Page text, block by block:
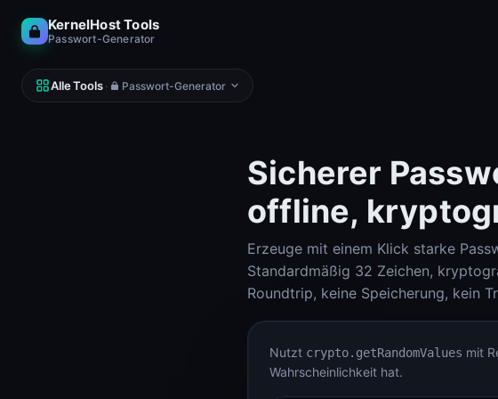
KernelHost Tools
Passwort-Generator
Alle Tools · Passwort-Generator
Subnet-Calculator (IPv4 & IPv6)
Check-Host
DNS Lookup
Reverse DNS Lookup (PTR, FCrDNS, ASN)
Sicherer
offline,
Erzeuge mit einem Klick starke
Standardmäßig 32 Zeichen,
Roundtrip, keine Speicherung, kein
Nutzt crypto.getRandomValues mit
Wahrscheinlichkeit hat.